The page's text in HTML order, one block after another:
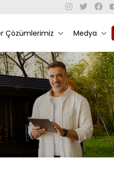
Çözümlerimiz Medya